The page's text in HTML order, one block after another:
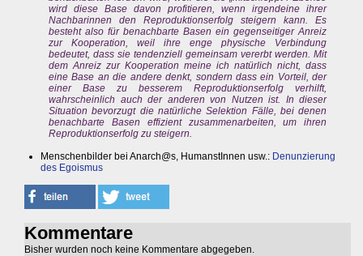
wird diese Base davon profitieren, wenn irgendeine ihrer
Nachbarinnen den Reproduktionserfolg steigern kann. Es
besteht also für benachbarte Basen ein gegenseitiger Anreiz
zur Kooperation, weil ihre enge physische Verbindung
bedeutet, dass sie tendenziell gemeinsam vererbt werden. Mit
dem Anreiz zur Kooperation meine ich natürlich nicht, dass
eine Base an die andere denkt, sondern dass ein Vorteil, der
einer Base zu besserem Reproduktionserfolg verhilft,
wahrscheinlich auch der anderen von Nutzen ist. In dieser
Situation bevorzugt die natürliche Selektion Fälle, bei denen
benachbarte Basen effizient zusammenarbeiten, um ihren
Reproduktionserfolg zu steigern.
Menschenbilder bei Anarch@s, HumanstInnen usw.: Denunzierung
des Egoismus
Kommentare
Bisher wurden noch keine Kommentare abgegeben.